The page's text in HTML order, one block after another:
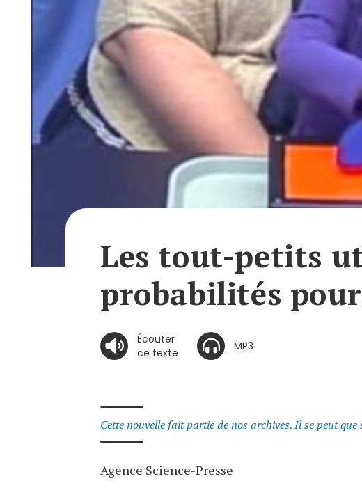
Les tout-petits
probabilités
Écouter
ce texte
MP3
Cette nouvelle fait partie de nos archives. Il se peut
Agence Science-Presse